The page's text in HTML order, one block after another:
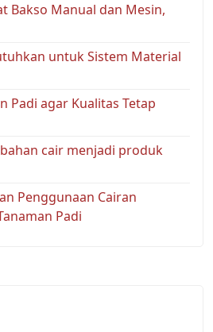
Bakso Manual dan Mesin,
untuk Sistem Material
Padi agar Kualitas Tetap
cair menjadi produk
Penggunaan Cairan
Padi